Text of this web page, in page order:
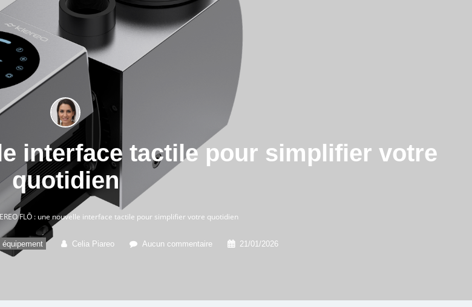
interface tactile pour simplifier votre
quotidien
FLŌ : une nouvelle interface tactile pour simplifier votre quotidien
équipement Celia Piareo Aucun commentaire 21/01/2026